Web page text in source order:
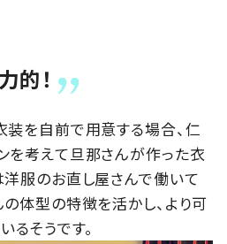
的！
装を自前で用意する場合、仁
を考えて旦那さんが作った衣
服のお直し屋さんで働いて
体型の特徴を活かし、より可
るそうです。